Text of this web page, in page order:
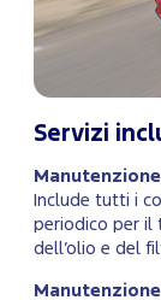
Servizi
Include tutti i
periodico per il
dell’olio e del